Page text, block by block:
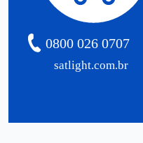
satlight.com.br
0800 026 0707